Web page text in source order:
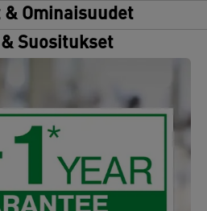
& Ominaisuudet
Suositukset